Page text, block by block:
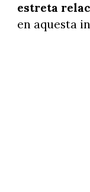
estreta
en aquesta